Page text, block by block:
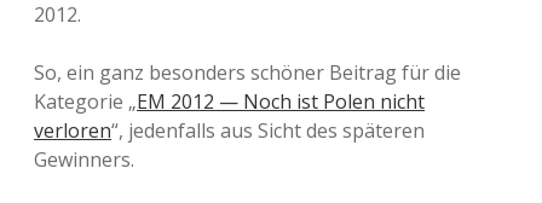
2012.
So, ein ganz besonders schöner Beitrag für die
Kategorie „EM 2012 — Noch ist Polen nicht
verloren“, jedenfalls aus Sicht des späteren
Gewinners.